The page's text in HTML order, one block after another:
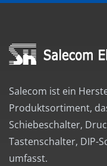
Salecom ist ein
Produktsortiment,
Schiebeschalter,
Tastenschalter, DIP-
umfasst.